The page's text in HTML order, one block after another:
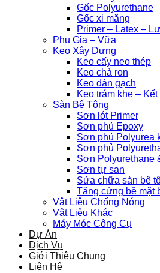
Gốc Polyurethane
Gốc xi măng
Primer – Latex –
Phụ Gia – Vữa
Keo Xây Dựng
Keo cấy neo thép
Keo chà ron
Keo dán gạch
Keo trám khe – Kết
Sàn Bê Tông
Sơn lót Primer
Sơn phủ Epoxy
Sơn phủ Polyurea
Sơn phủ
Sơn Polyurethane
Sơn tự san
Sửa chữa sàn bê
Tăng cứng bề mặt
Vật Liệu Chống Nóng
Vật Liệu Khác
Máy Móc Công Cụ
Dự Án
Dịch Vụ
Giới Thiệu Chung
Liên Hệ